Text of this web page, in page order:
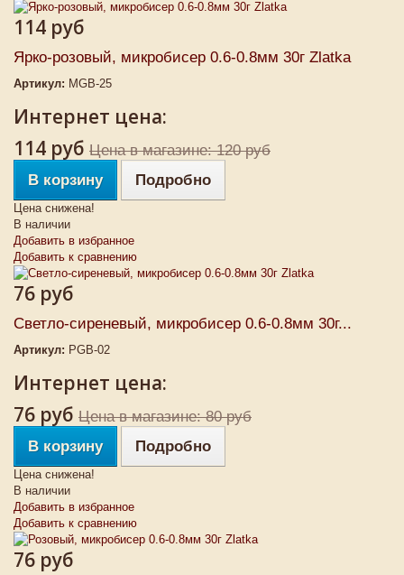
114 руб
Ярко-розовый, микробисер 0.6-0.8мм 30г Zlatka
Артикул: MGB-25
Интернет цена:
114 руб Цена в магазине: 120 руб
В корзину
Подробно
Цена снижена!
В наличии
Добавить в избранное
Добавить к сравнению
76 руб
Светло-сиреневый, микробисер 0.6-0.8мм 30г...
Артикул: PGB-02
Интернет цена:
76 руб Цена в магазине: 80 руб
В корзину
Подробно
Цена снижена!
В наличии
Добавить в избранное
Добавить к сравнению
76 руб